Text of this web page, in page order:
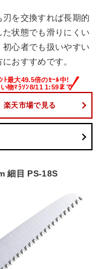
を交換すれば長期的
状態でも滑りにくい
心者でも扱いやすい
おすすめです。
楽天市場で見る
細目 PS-18S